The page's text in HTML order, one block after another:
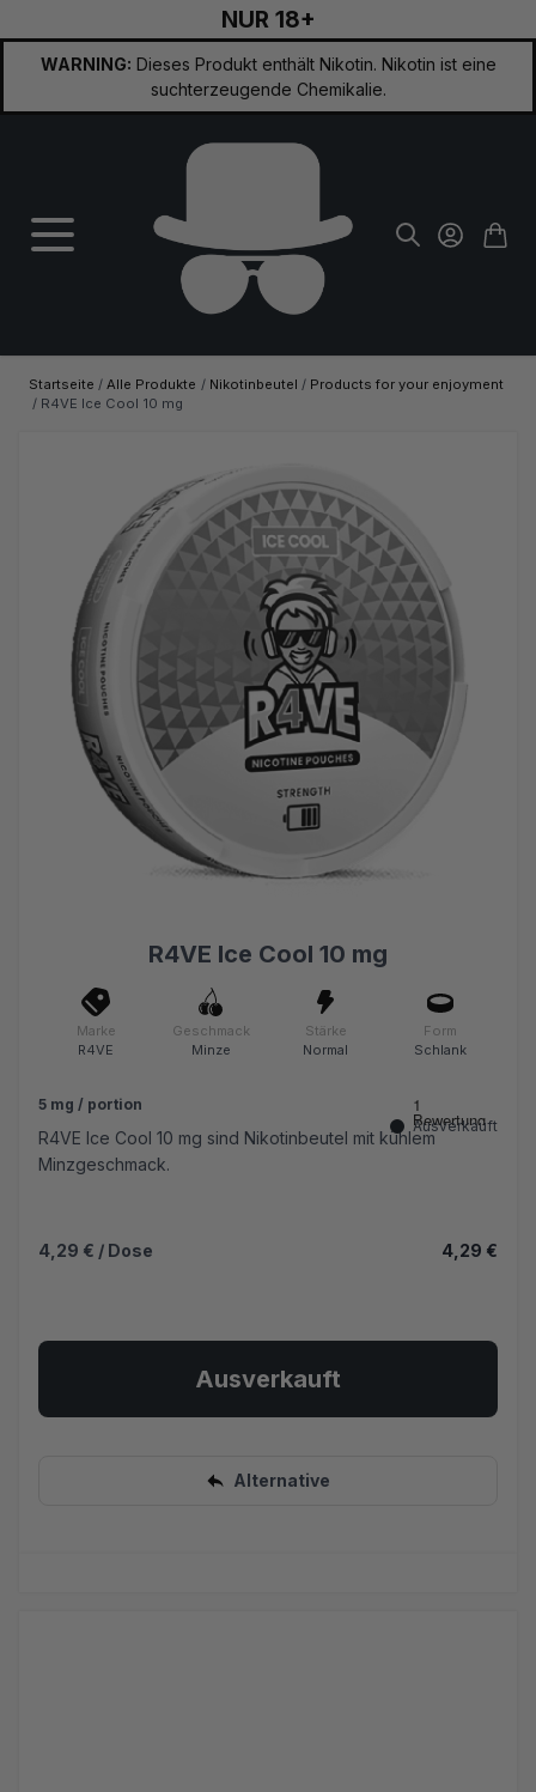
NUR 18+
WARNING: Dieses Produkt enthält Nikotin. Nikotin ist eine
suchterzeugende Chemikalie.
Startseite / Alle Produkte / Nikotinbeutel / Products for your enjoyment
/ R4VE Ice Cool 10 mg
R4VE Ice Cool 10 mg
Marke
R4VE
Geschmack
Minze
Stärke
Normal
Form
Schlank
5 mg / portion
R4VE Ice Cool 10 mg sind Nikotinbeutel mit kühlem
Minzgeschmack.
Ausverkauft
4,29 € / Dose 4,29 €
Ausverkauft
Alternative